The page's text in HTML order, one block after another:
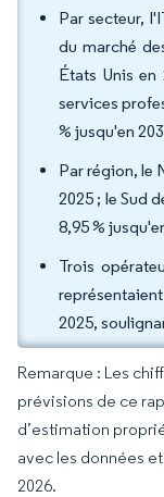
Par secteur,
du marché
États Unis
services
% jusqu'en
Par région, le
2025 ; le Sud
8,95 %
Trois
2025,
Remarque : Les
prévisions de ce
d’estimation
avec les données
2026.